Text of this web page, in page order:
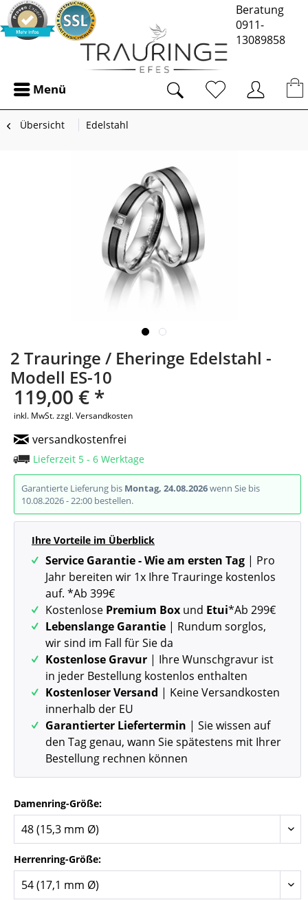
Beratung
0911-
13089858
Menü
Übersicht Edelstahl
2 Trauringe / Eheringe Edelstahl -
Modell ES-10
119,00 € *
inkl. MwSt.zzgl. Versandkosten
versandkostenfrei
Lieferzeit 5 - 6 Werktage
Garantierte Lieferung bis Montag, 24.08.2026wenn Sie bis
10.08.2026 - 22:00 bestellen.
Ihre Vorteile im Überblick
Service Garantie - Wie am ersten Tag | Pro
Jahr bereiten wir 1x Ihre Trauringe kostenlos
auf. *Ab 399€
Kostenlose Premium Box und Etui*Ab 299€
Lebenslange Garantie | Rundum sorglos,
wir sind im Fall für Sie da
Kostenlose Gravur | Ihre Wunschgravur ist
in jeder Bestellung kostenlos enthalten
Kostenloser Versand | Keine Versandkosten
innerhalb der EU
Garantierter Liefertermin | Sie wissen auf
den Tag genau, wann Sie spätestens mit Ihrer
Bestellung rechnen können
Damenring-Größe:
Herrenring-Größe: